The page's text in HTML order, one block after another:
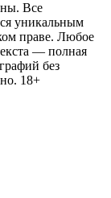
Все
уникальным
праве. Любое
— полная
без
18+